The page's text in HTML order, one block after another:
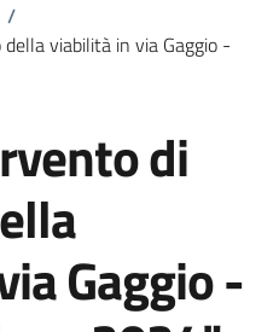
/
viabilità in via Gaggio -
di
Gaggio -